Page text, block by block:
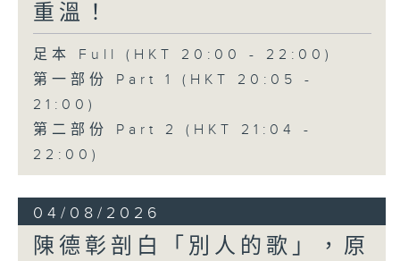
重溫！
足本 Full (HKT 20:00 - 22:00)
第一部份 Part 1 (HKT 20:05 -
21:00)
第二部份 Part 2 (HKT 21:04 -
22:00)
04/08/2026
陳德彰剖白「別人的歌」，原